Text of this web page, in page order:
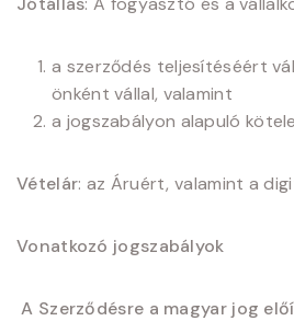
a szerződés teljesítéséért
önként vállal, valamint
a jogszabályon alapuló
Vételár: az Áruért, valamint a
Vonatkozó jogszabályok
A Szerződésre a magyar jog